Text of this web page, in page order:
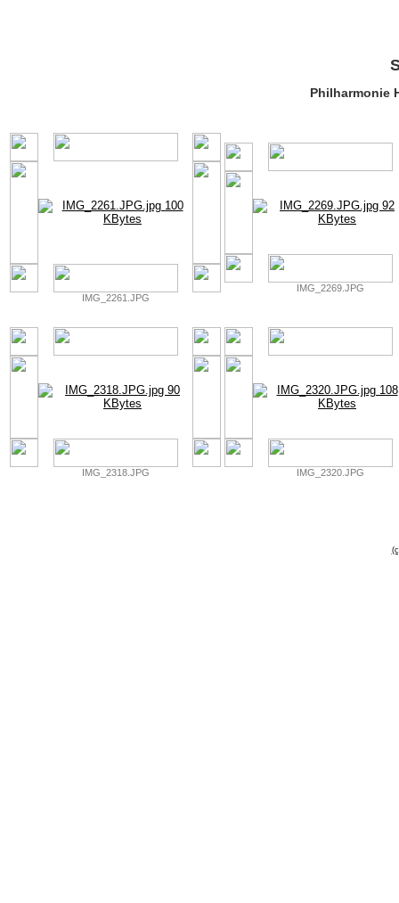
Philharmonie
IMG_2261.JPG
IMG_2269.JPG
IMG_2318.JPG IMG_2320.JPG